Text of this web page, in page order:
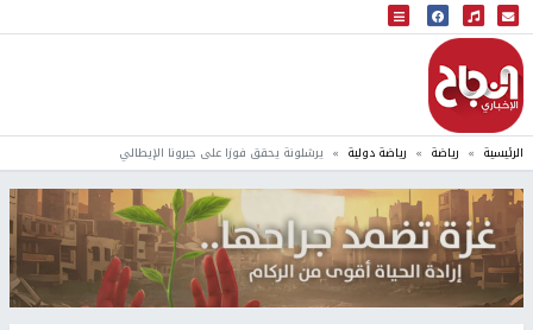
البث المباشر
إذاعة النجاح
الرئيسية رياضة رياضة دولية يرشلونة يحقق فوزا على جيرونا الإيطالي